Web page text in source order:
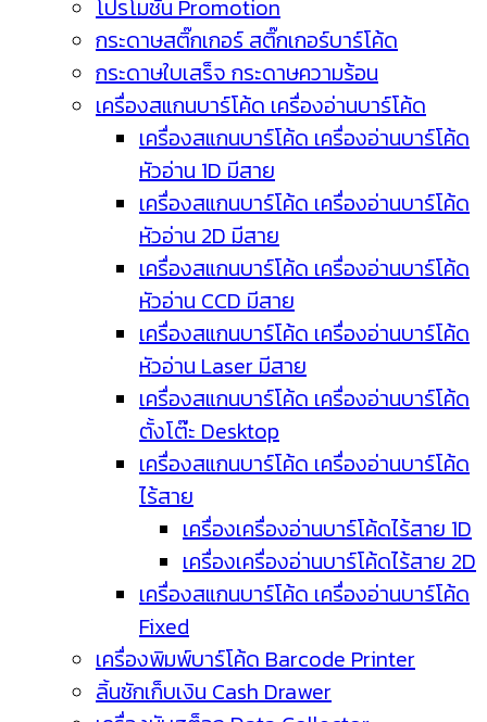
โปรโมชัน Promotion
กระดาษสติ๊กเกอร์ สติ๊กเกอร์บาร์โค้ด
กระดาษใบเสร็จ กระดาษความร้อน
เครื่องสแกนบาร์โค้ด เครื่องอ่านบาร์โค้ด
เครื่องสแกนบาร์โค้ด เครื่องอ่านบาร์โค้ด
หัวอ่าน 1D มีสาย
เครื่องสแกนบาร์โค้ด เครื่องอ่านบาร์โค้ด
หัวอ่าน 2D มีสาย
เครื่องสแกนบาร์โค้ด เครื่องอ่านบาร์โค้ด
หัวอ่าน CCD มีสาย
เครื่องสแกนบาร์โค้ด เครื่องอ่านบาร์โค้ด
หัวอ่าน Laser มีสาย
เครื่องสแกนบาร์โค้ด เครื่องอ่านบาร์โค้ด
ตั้งโต๊ะ Desktop
เครื่องสแกนบาร์โค้ด เครื่องอ่านบาร์โค้ด
ไร้สาย
เครื่องเครื่องอ่านบาร์โค้ดไร้สาย 1D
เครื่องเครื่องอ่านบาร์โค้ดไร้สาย 2D
เครื่องสแกนบาร์โค้ด เครื่องอ่านบาร์โค้ด
Fixed
เครื่องพิมพ์บาร์โค้ด Barcode Printer
ลิ้นชักเก็บเงิน Cash Drawer